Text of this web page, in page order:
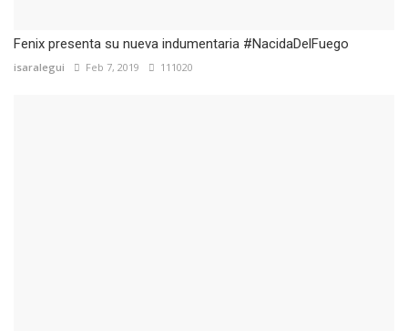
Fenix presenta su nueva indumentaria #NacidaDelFuego
isaralegui Feb 7, 2019 111020